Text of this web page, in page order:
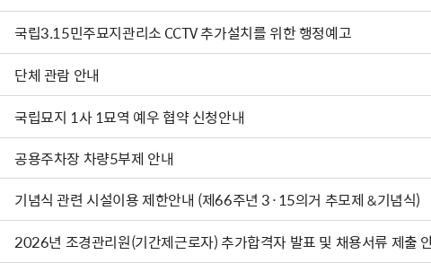
국립3.15민주묘지관리소 CCTV 추가설치를 위한 행정예고
단체 관람 안내
국립묘지 1사 1묘역 예우 협약 신청안내
공용주차장 차량5부제 안내
기념식 관련 시설이용 제한안내 (제66주년 3·15의거 추모제 &기념식)
2026년 조경관리원(기간제근로자) 추가합격자 발표 및 채용서류 제출